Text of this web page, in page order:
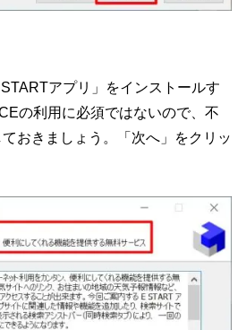
アプリ」をインストールす
の利用に必須ではないので、不
おきましょう。「次へ」をクリッ